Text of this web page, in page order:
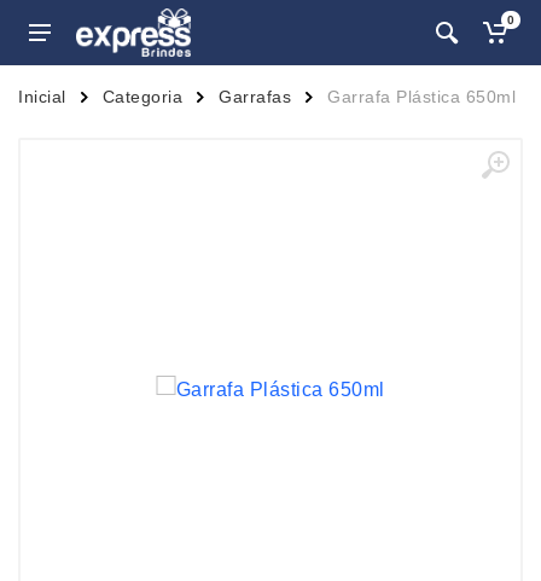
0
Inicial Categoria Garrafas Garrafa Plástica 650ml